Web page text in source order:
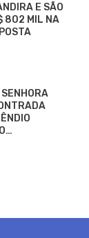
E SÃO
802 MIL NA
SENHORA